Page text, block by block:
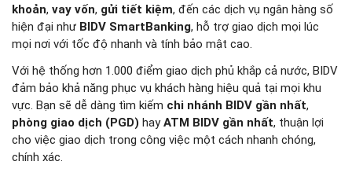
khoản, vay vốn, gửi tiết kiệm, đến các dịch vụ ngân hàng số
hiện đại như BIDV SmartBanking, hỗ trợ giao dịch mọi lúc
mọi nơi với tốc độ nhanh và tính bảo mật cao.
Với hệ thống hơn 1.000 điểm giao dịch phủ khắp cả nước, BIDV
đảm bảo khả năng phục vụ khách hàng hiệu quả tại mọi khu
vực. Bạn sẽ dễ dàng tìm kiếm chi nhánh BIDV gần nhất,
phòng giao dịch (PGD) hayATM BIDV gần nhất, thuận lợi
cho việc giao dịch trong công việc một cách nhanh chóng,
chính xác.